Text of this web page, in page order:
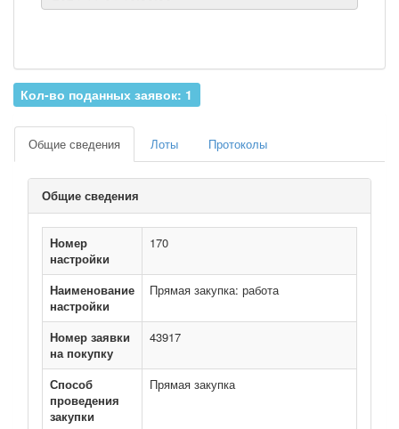
Кол-во поданных заявок: 1
Общие сведения Лоты Протоколы
Общие сведения
Номер
настройки
170
Наименование
настройки
Прямая закупка: работа
Номер заявки
на покупку
43917
Способ
проведения
закупки
Прямая закупка